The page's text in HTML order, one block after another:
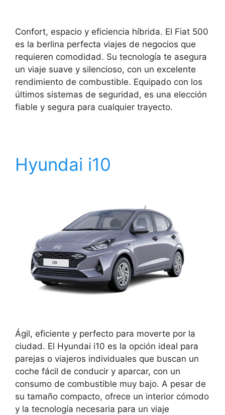
Confort, espacio y eficiencia híbrida. El Fiat 500
es la berlina perfecta viajes de negocios que
requieren comodidad. Su tecnología te asegura
un viaje suave y silencioso, con un excelente
rendimiento de combustible. Equipado con los
últimos sistemas de seguridad, es una elección
fiable y segura para cualquier trayecto.
Hyundai i10
Ágil, eficiente y perfecto para moverte por la
ciudad. El Hyundai i10 es la opción ideal para
parejas o viajeros individuales que buscan un
coche fácil de conducir y aparcar, con un
consumo de combustible muy bajo. A pesar de
su tamaño compacto, ofrece un interior cómodo
y la tecnología necesaria para un viaje